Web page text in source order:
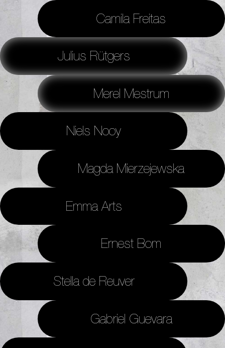
Camila Freitas
Julius Rütgers
Merel Mestrum
Niels Nooy
Magda Mierzejewska
Emma Arts
Ernest Bom
Stella de Reuver
Gabriel Guevara